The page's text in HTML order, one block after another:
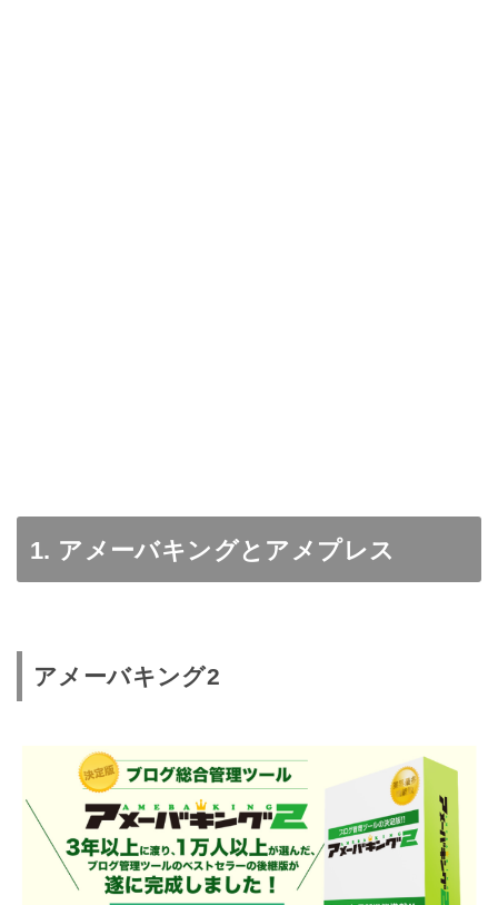
1. アメーバキングとアメプレス
アメーバキング2